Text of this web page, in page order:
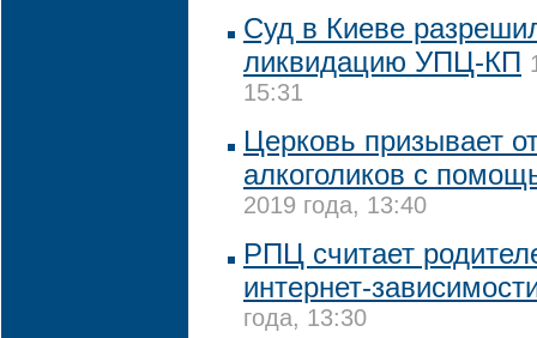
Суд в Киеве
ликвидацию УПЦ-КП
15:31
Церковь призывает
алкоголиков с
2019 года, 13:40
РПЦ считает
интернет-
года, 13:30